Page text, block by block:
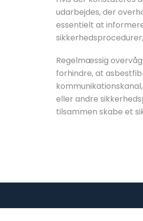
udarbejdes, der
essentielt at
Regelmæssig
forhindre, at
eller andre
tilsammen skabe et